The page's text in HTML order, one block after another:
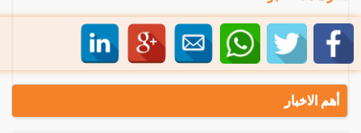
أهم الاخبار